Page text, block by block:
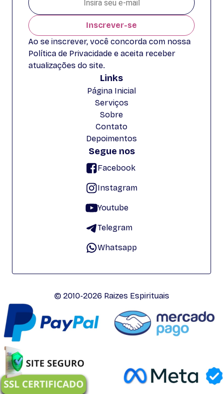
Inscrever-se
Ao se inscrever, você concorda com nossa
Política de Privacidade e aceita receber
atualizações do site.
Links
Página Inicial
Serviços
Sobre
Contato
Depoimentos
Segue nos
Facebook
Instagram
Youtube
Telegram
Whatsapp
© 2010-2026 Raizes Espirituais